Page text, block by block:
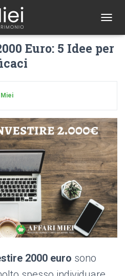
O
G
G
N
G
A
T
I
O
N
Euro: 5 Idee per
2000 euro sono